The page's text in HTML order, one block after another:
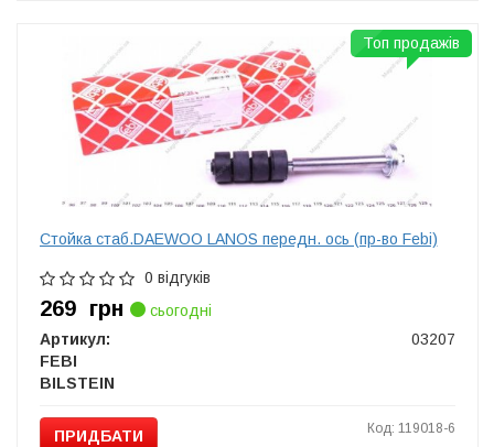
Стойка стаб.DAEWOO LANOS передн. ось (пр-во Febi)
0 відгуків
269 грн
сьогодні
Артикул:
03207
FEBI
BILSTEIN
ПРИДБАТИ Код: 119018-6
Топ продажів